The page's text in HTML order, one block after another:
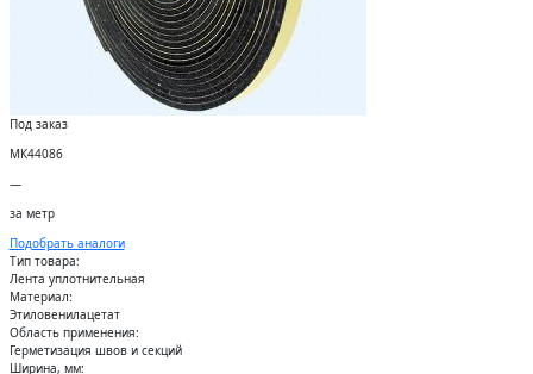
Под заказ
МК44086
—
за метр
Подобрать аналоги
Тип товара:
Лента уплотнительная
Материал:
Этиловенилацетат
Область применения:
Герметизация швов и секций
Ширина, мм: